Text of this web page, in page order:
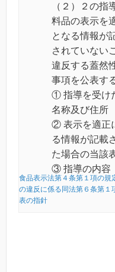
（２）２の指
料品の表示を
となる情報が
されていない
違反する蓋然
事項を公表す
① 指導を受け
名称及び住所
② 表示を適正
る情報が記載
た場合の当該
③ 指導の内容
食品表示法第４条第１項の規
の違反に係る同法第６条第１
表の指針